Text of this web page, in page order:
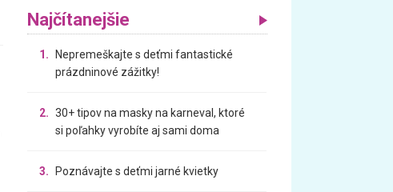
Najčítanejšie
1.
Nepremeškajte s deťmi fantastické
prázdninové zážitky!
2. 30+ tipov na masky na karneval, ktoré
si poľahky vyrobíte aj sami doma
3. Poznávajte s deťmi jarné kvietky